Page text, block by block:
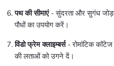
पथ की सीमाएं- सुंदरता और सुगंध जोड़ने
पौधों का उपयोग करें।
विंडो फ्रेम क्लाइम्बर्स- रोमांटिक
की लताओं को उगने दें।